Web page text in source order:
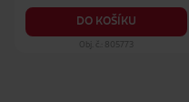
DO KOŠÍKU
Obj. č.: 805773